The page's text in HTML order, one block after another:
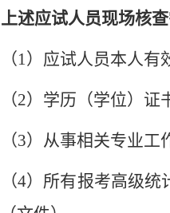
上述应试人员现场核
（1）应试人员本人有
（2）学历（学位）证
（3）从事相关专业工
（4）所有报考高级统